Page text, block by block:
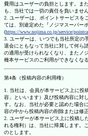
費用はユーザーの負担とします。ま
も、当社では一切の責任を負いません
2. ユーザーは、ポイントサービスを
ては、別途定めた『ノジマスーパー
(https://www.nojima.co.jp/service/
3. ユーザーは、いつでも当社所定の
退会にともなって当社に対して何ら
の適用が受けられなくなり、またノ
種本サービスのご利用ができなくな
第4条（投稿内容の利用権）
1. 当社は、会員が本サービス上に投
容」といいます）及び投稿内容に対
す。なお、当社が必要と認めた場合
容の中から投稿内容の削除または修
2. ユーザーが本サービス上に投稿し
れる権利）は、当社に帰属します。
のとします。